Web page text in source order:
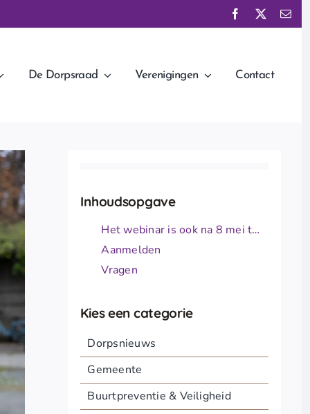
De Dorpsraad Verenigingen Contact
Inhoudsopgave
Het webinar is ook na 8 mei terug te kijken, dus meld je zeker aan!
Aanmelden
Vragen
Kies een categorie
Dorpsnieuws
Gemeente
Buurtpreventie & Veiligheid